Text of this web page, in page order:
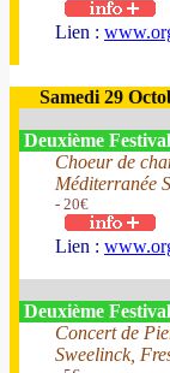
Lien :
Samedi 29
Deuxième
Choeur de
Méditerranée
- 20€
Lien :
Deuxième
Concert de
Sweelinck,